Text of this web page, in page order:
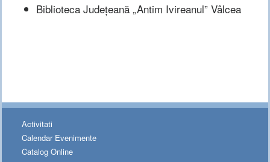
Biblioteca Județeană „Antim Ivireanul” Vâlcea
Activitati
Calendar Evenimente
Catalog Online